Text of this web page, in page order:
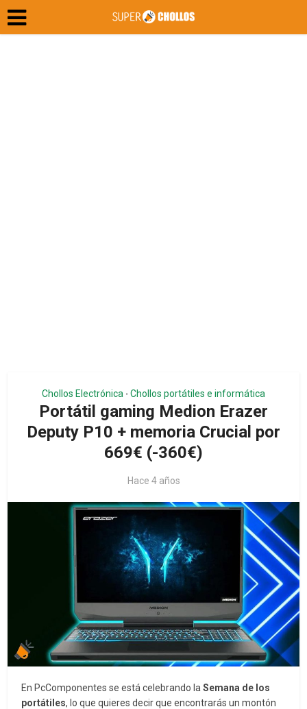
Chollos Electrónica • Chollos portátiles e informática
Portátil gaming Medion Erazer
Deputy P10 + memoria Crucial por
669€ (-360€)
Hace 4 años
En PcComponentes se está celebrando la Semana de los
portátiles, lo que quieres decir que encontrarás un montón